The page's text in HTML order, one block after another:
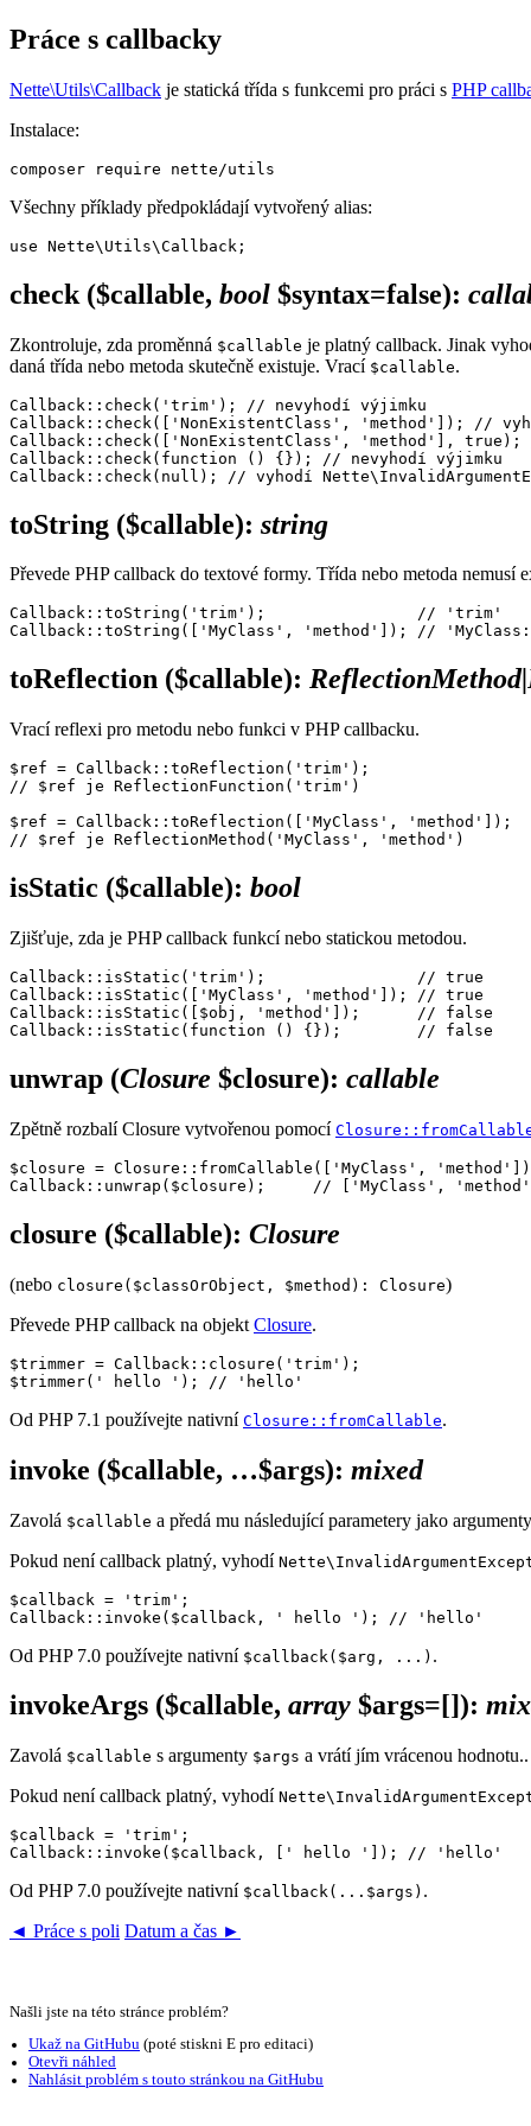
Práce s callbacky
Nette\Utils\Callback je statická třída s funkcemi pro práci s PHP
Instalace:
Všechny příklady předpokládají vytvořený alias:
check ($callable, bool $syntax=false):
Zkontroluje, zda proměnná $callable je platný callback. Jinak
daná třída nebo metoda skutečně existuje. Vrací $callable.
Callback::check('trim'); // nevyhodí výjimku
Callback::check(['NonExistentClass', 'method']); //
Callback::check(['NonExistentClass', 'method'], true);
Callback::check(function () {}); // nevyhodí výjimku
toString ($callable): string
Převede PHP callback do textové formy. Třída nebo metoda nemusí
Callback::toString('trim');                // 'trim'
toReflection ($callable):
Vrací reflexi pro metodu nebo funkci v PHP callbacku.
$ref = Callback::toReflection('trim');
// $ref je ReflectionFunction('trim')
$ref = Callback::toReflection(['MyClass', 'method']);
isStatic ($callable): bool
Zjišťuje, zda je PHP callback funkcí nebo statickou metodou.
Callback::isStatic('trim');                // true
Callback::isStatic(['MyClass', 'method']); // true
Callback::isStatic([$obj, 'method']);      // false
unwrap (Closure $closure): callable
Zpětně rozbalí Closure vytvořenou pomocí
$closure = Closure::fromCallable(['MyClass',
closure ($callable): Closure
(nebo closure($classOrObject, $method): Closure)
Převede PHP callback na objekt Closure.
$trimmer = Callback::closure('trim');
Od PHP 7.1 používejte nativní Closure::fromCallable.
invoke ($callable, …$args): mixed
Zavolá $callable a předá mu následující parametery jako
Pokud není callback platný, vyhodí
$callback = 'trim';
Od PHP 7.0 používejte nativní $callback($arg, ...) .
invokeArgs ($callable, array $args=[]):
Zavolá $callable s argumenty $args a vrátí jím vrácenou hodnotu..
Pokud není callback platný, vyhodí
$callback = 'trim';
Od PHP 7.0 používejte nativní $callback(...$args) .
◄ Práce s poli Datum a čas ►